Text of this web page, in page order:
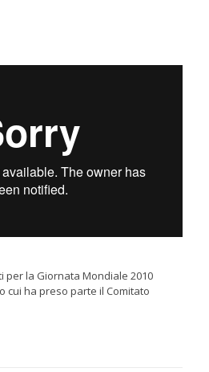
per la Giornata Mondiale 2010
cui ha preso parte il Comitato